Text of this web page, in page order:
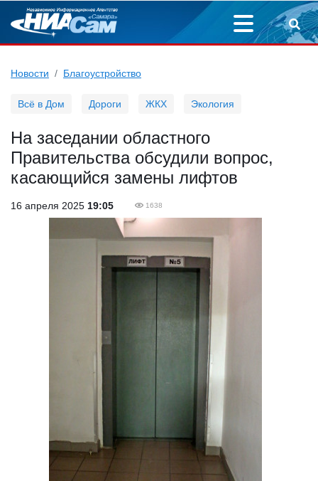
Новости Благоустройство
Всё в Дом Дороги ЖКХ Экология
На заседании областного
Правительства обсудили вопрос,
касающийся замены лифтов
16 апреля 2025 19:05 1638